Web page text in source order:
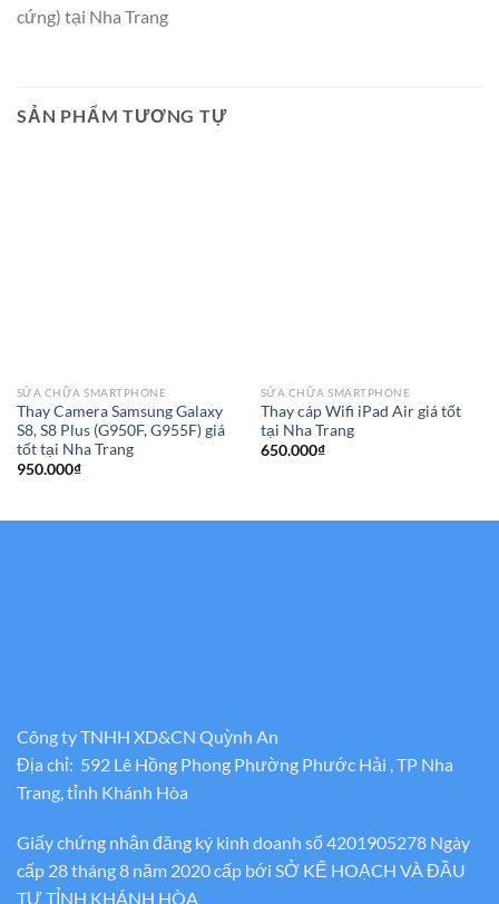
cứng) tại Nha Trang
SẢN PHẨM TƯƠNG TỰ
SỬA CHỮA SMARTPHONE
Thay Camera Samsung Galaxy
S8, S8 Plus (G950F, G955F) giá
tốt tại Nha Trang
950.000₫
SỬA CHỮA SMARTPHONE
Thay cáp Wifi iPad Air giá tốt
tại Nha Trang
650.000₫
Công ty TNHH XD&CN Quỳnh An
Địa chỉ: 592 Lê Hồng Phong Phường Phước Hải , TP Nha
Trang, tỉnh Khánh Hòa
Giấy chứng nhận đăng ký kinh doanh số 4201905278 Ngày
cấp 28 tháng 8 năm 2020 cấp bới SỞ KẾ HOẠCH VÀ ĐẦU
TƯ TỈNH KHÁNH HÒA